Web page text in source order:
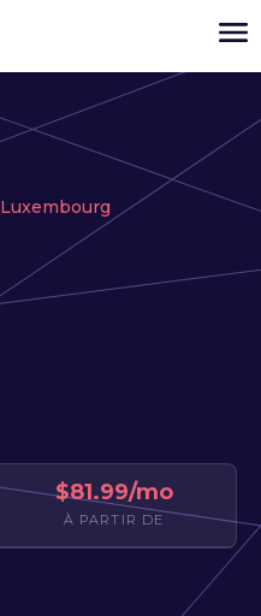
VPS
Serveurs dédiés
MON ESPACE
Luxembourg
$81.99/mo
À PARTIR DE